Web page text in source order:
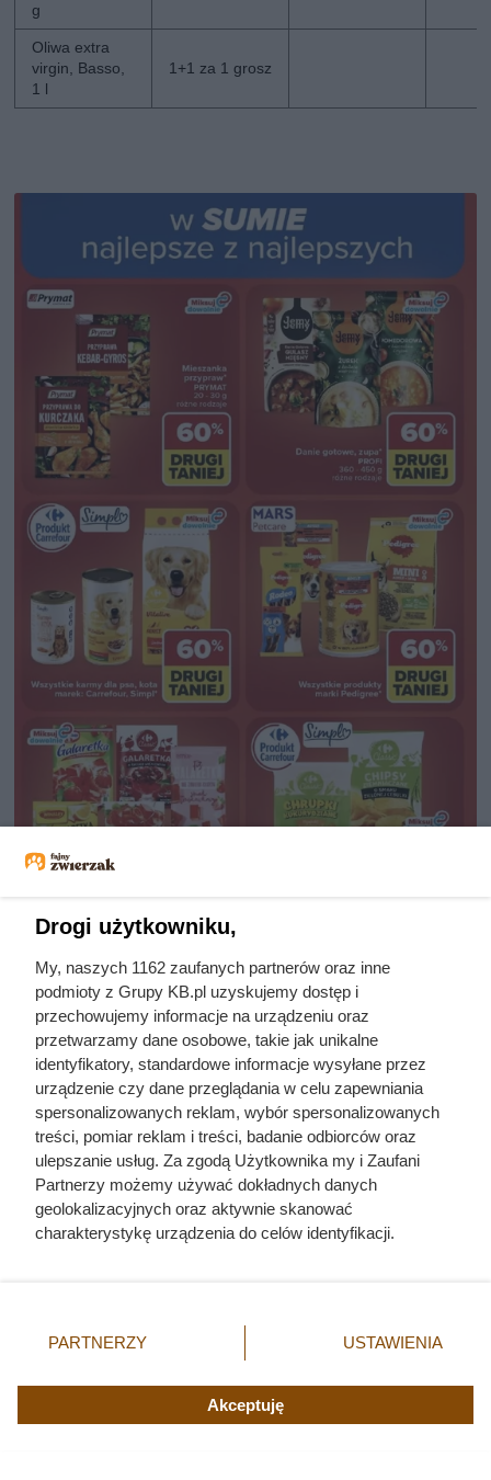
g
Oliwa extra
virgin, Basso,
1 l
1+1 za 1 grosz
Dania gotowe i zupy Marki JemyJemy - drugie opakowanie 60%
taniej, fot. Opracowanie własne na podstawie gazetki promocyjnej
Carrefour z dn. 3-8.08
Drogi użytkowniku,
My, naszych 1162 zaufanych partnerów oraz inne
podmioty z Grupy KB.pl uzyskujemy dostęp i
przechowujemy informacje na urządzeniu oraz
przetwarzamy dane osobowe, takie jak unikalne
identyfikatory, standardowe informacje wysyłane przez
urządzenie czy dane przeglądania w celu zapewniania
spersonalizowanych reklam, wybór spersonalizowanych
treści, pomiar reklam i treści, badanie odbiorców oraz
ulepszanie usług. Za zgodą Użytkownika my i Zaufani
Partnerzy możemy używać dokładnych danych
geolokalizacyjnych oraz aktywnie skanować
charakterystykę urządzenia do celów identyfikacji.
zmienić/wycofać klikając przycisk ustawień prywatności
znajdujący się w lewym dolnym rogu strony. Niektóre
użytkownika, ale masz prawo sprzeciwić się takiemu
przetwarzaniu. Preferencje będą miały zastosowania tylko
PARTNERZY USTAWIENIA
Akceptuję